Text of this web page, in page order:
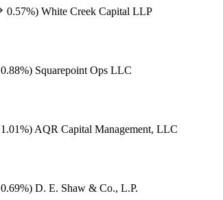
0.57%) White Creek Capital LLP
0.88%) Squarepoint Ops LLC
1.01%) AQR Capital Management, LLC
0.69%) D. E. Shaw & Co., L.P.